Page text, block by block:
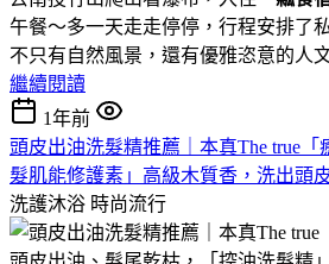
午餐～多一天走走停停，行程安排了
不只有自然風景，還有優雅恣意的人
繼續閱讀
1年前
頭皮出油洗髮精推薦｜本真The true
髮肌能修護素」高級木質香，洗出頭
洗護沐浴 時尚流行